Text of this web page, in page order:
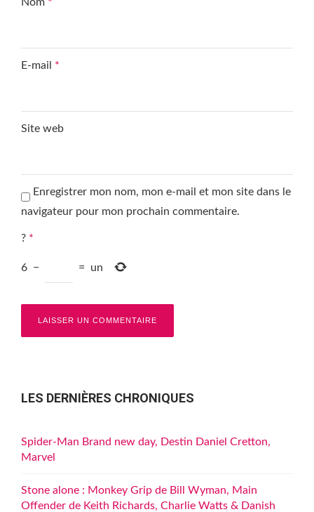
E-mail *
Site web
Enregistrer mon nom, mon e-mail et mon site dans le
navigateur pour mon prochain commentaire.
? *
6 − = un
LES DERNIÈRES CHRONIQUES
Spider-Man Brand new day, Destin Daniel Cretton,
Marvel
Stone alone : Monkey Grip de Bill Wyman, Main
Offender de Keith Richards, Charlie Watts & Danish